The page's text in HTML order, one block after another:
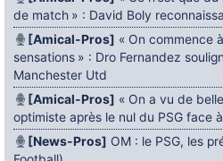
de match » : David Boly
[Amical-Pros] « On commence
sensations » : Dro Fernandez
Manchester Utd
[Amical-Pros] « On a vu de
optimiste après le nul du PSG face
[News-Pros] OM : le PSG, les